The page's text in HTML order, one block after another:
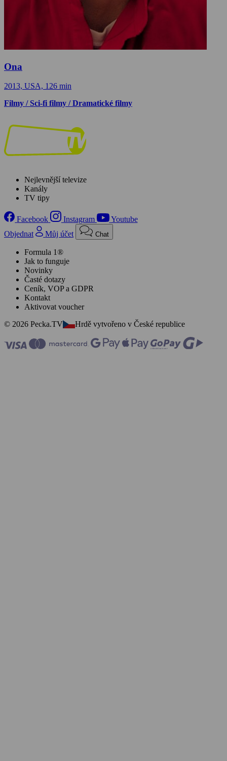
Ona
2013, USA, 126 min
Filmy / Sci-fi filmy / Dramatické filmy
Nejlevnější televize
Kanály
TV tipy
Facebook Instagram
Youtube
Objednat
Můj účet Chat
Formula 1®
Jak to funguje
Novinky
Časté dotazy
Ceník, VOP a GDPR
Kontakt
Aktivovat voucher
© 2026 Pecka.TV
Hrdě vytvořeno v České republice